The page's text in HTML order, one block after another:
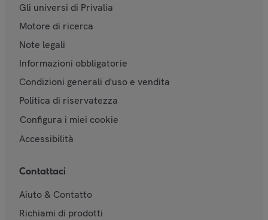
Gli universi di Privalia
Motore di ricerca
Note legali
Informazioni obbligatorie
Condizioni generali d'uso e vendita
Politica di riservatezza
Configura i miei cookie
Accessibilità
Contattaci
Aiuto & Contatto
Richiami di prodotti